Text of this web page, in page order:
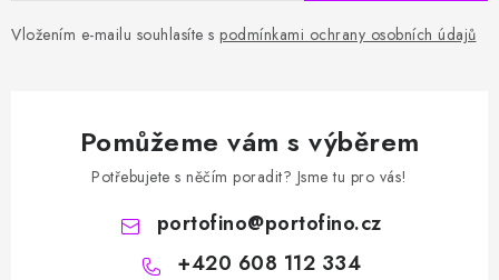
Vložením e-mailu souhlasíte s podmínkami ochrany osobních údajů
Pomůžeme vám s výběrem
Potřebujete s něčím poradit? Jsme tu pro vás!
portofino@portofino.cz
+420 608 112 334